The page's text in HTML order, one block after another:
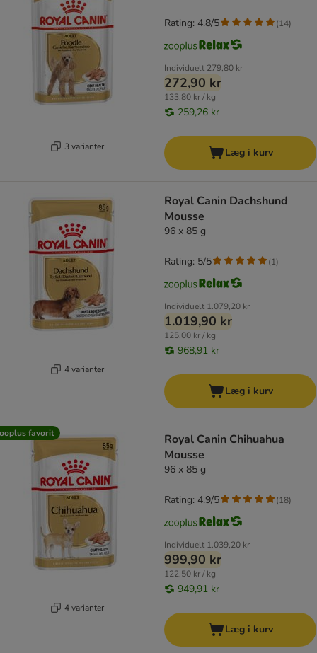
3 varianter
Individuelt 279,80 kr
272,90 kr
133,80 kr / kg
259,26 kr
Rating: 4.8/5 (14)
Læg i kurv
4 varianter
Royal Canin Dachshund
Mousse
96 x 85 g
Individuelt 1.079,20 kr
1.019,90 kr
125,00 kr / kg
968,91 kr
Rating: 5/5 (1)
Læg i kurv
favorit
4 varianter
Royal Canin Chihuahua
Mousse
96 x 85 g
Individuelt 1.039,20 kr
999,90 kr
122,50 kr / kg
949,91 kr
Rating: 4.9/5 (18)
Læg i kurv